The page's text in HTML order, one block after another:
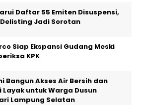
Daftar 55 Emiten Disuspensi,
Jadi Sorotan
Siap Ekspansi Gudang Meski
KPK
Bangun Akses Air Bersih dan
Layak untuk Warga Dusun
Lampung Selatan